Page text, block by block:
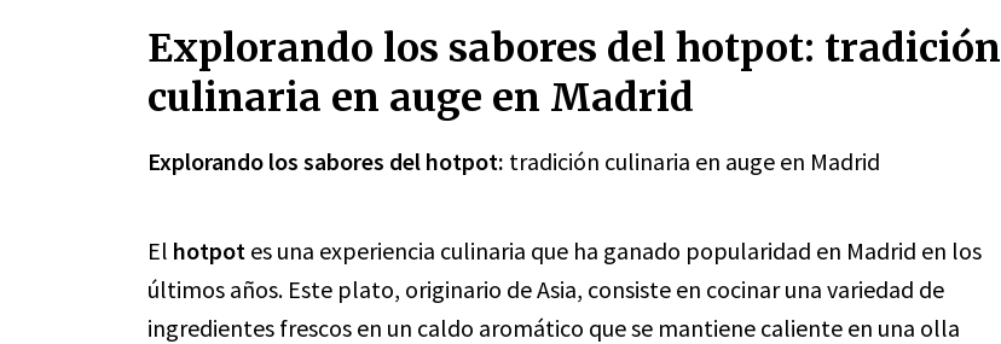
Explorando los sabores del hotpot: tradición
culinaria en auge en Madrid
Explorando los sabores del hotpot: tradición culinaria en auge en Madrid
El hotpot es una experiencia culinaria que ha ganado popularidad en Madrid en los
últimos años. Este plato, originario de Asia, consiste en cocinar una variedad de
ingredientes frescos en un caldo aromático que se mantiene caliente en una olla